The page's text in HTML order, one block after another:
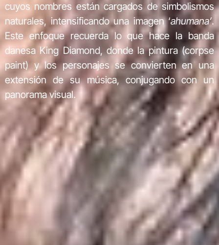
cuyos nombres están cargados de simbolismos
naturales, intensificando una imagen ‘ahumana’.
Este enfoque recuerda lo que hace la banda
danesa King Diamond, donde la pintura (corpse
paint) y los personajes se convierten en una
extensión de su música, conjugando con un
panorama visual.